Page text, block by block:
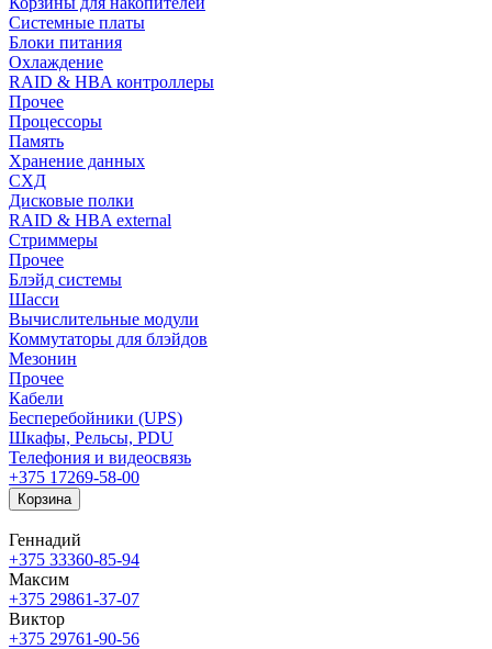
Системные платы
Блоки питания
Охлаждение
RAID & HBA контроллеры
Прочее
Процессоры
Память
Хранение данных
СХД
Дисковые полки
RAID & HBA external
Стриммеры
Прочее
Блэйд системы
Шасси
Вычислительные модули
Коммутаторы для блэйдов
Мезонин
Прочее
Кабели
Бесперебойники (UPS)
Шкафы, Рельсы, PDU
Телефония и видеосвязь
+375 17269-58-00
Корзина
Геннадий
+375 33360-85-94
Максим
+375 29861-37-07
Виктор
+375 29761-90-56